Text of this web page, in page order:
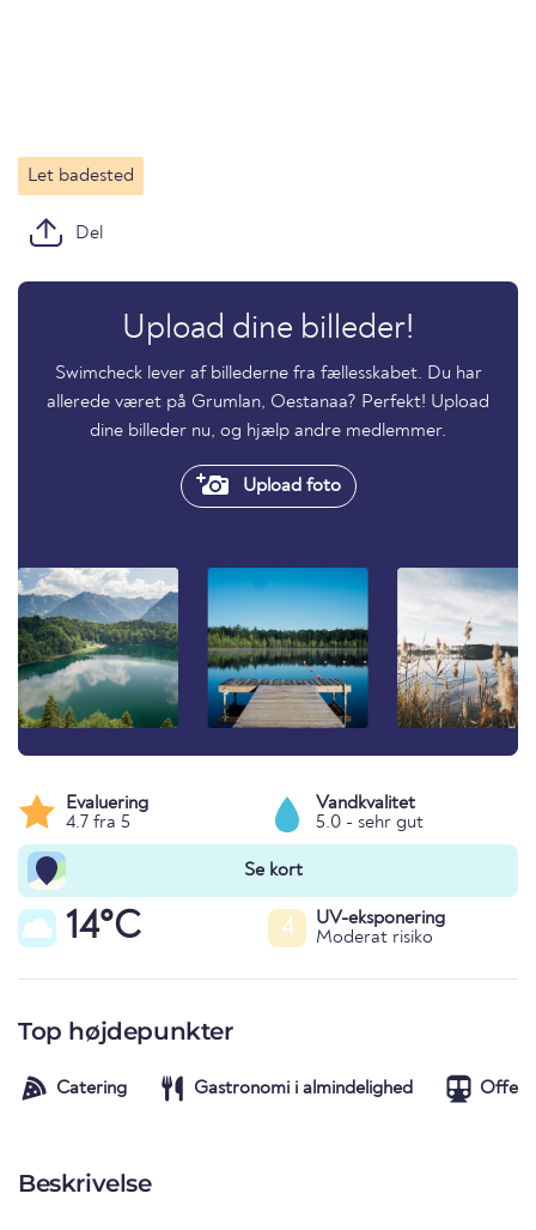
Let badested
Del
Upload dine billeder!
Swimcheck lever af billederne fra fællesskabet. Du har
allerede været på Grumlan, Oestanaa? Perfekt! Upload
dine billeder nu, og hjælp andre medlemmer.
Upload foto
Evaluering
4.7 fra 5
Vandkvalitet
5.0 - sehr gut
Se kort
14°C 4
UV-eksponering
Moderat risiko
Top højdepunkter
Catering Gastronomi i almindelighed
Beskrivelse